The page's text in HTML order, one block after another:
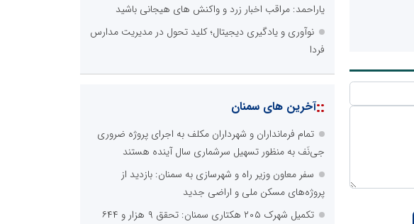
یاراحمد: مراقب اخبار زرد و واکنش های هیجانی باشید
نوآوری و یادگیری دیجیتال؛ کلید تحول در مدیریت مدارس
فردا
::آخرین های سمنان
تمام فرمانداران و شهرداران مکلف به اجرای پروژه ضروری
جی‌نَف به منظور تسهیل سرشماری سال آینده هستند
سفر معاون وزیر راه و شهرسازی به سمنان: بازدید از
پروژه‌های مسکن ملی و اراضی جدید
تکمیل شهرک ۲۰۵ هکتاری سمنان: تحقق ۹ هزار و ۶۴۴